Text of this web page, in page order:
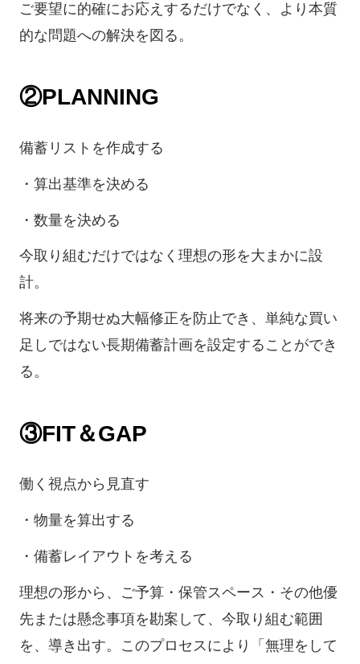
ご要望に的確にお応えするだけでなく、より本質
的な問題への解決を図る。
②PLANNING
備蓄リストを作成する
・算出基準を決める
・数量を決める
今取り組むだけではなく理想の形を大まかに設
計。
将来の予期せぬ大幅修正を防止でき、単純な買い
足しではない長期備蓄計画を設定することができ
る。
③FIT＆GAP
働く視点から見直す
・物量を算出する
・備蓄レイアウトを考える
理想の形から、ご予算・保管スペース・その他優
先または懸念事項を勘案して、今取り組む範囲
を、導き出す。このプロセスにより「無理をして